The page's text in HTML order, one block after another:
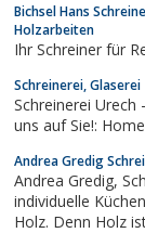
Bichsel Hans
Holzarbeiten
Ihr Schreiner für
Schreinerei,
Schreinerei Urech
uns auf Sie!: Home
Andrea Gredig
Andrea Gredig, Schreinerei und Küchenbau: Wir erfüllen
individuelle
Holz. Denn Holz